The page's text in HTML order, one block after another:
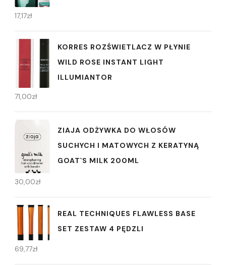
17,17zł
KORRES ROZŚWIETLACZ W PŁYNIE
WILD ROSE INSTANT LIGHT
ILLUMIANTOR
71,00zł
ZIAJA ODŻYWKA DO WŁOSÓW
SUCHYCH I MATOWYCH Z KERATYNĄ
GOAT`S MILK 200ML
30,00zł
REAL TECHNIQUES FLAWLESS BASE
SET ZESTAW 4 PĘDZLI
69,77zł